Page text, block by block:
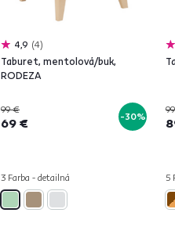
4,9 4
Taburet, mentolová/buk,
RODEZA
99 €
69 € -30%
3 Farba - detailná 5